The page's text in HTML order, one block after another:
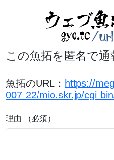
この魚拓を匿名で通
魚拓のURL： https://
007-22/mio.skr.jp/cgi-
理由 （必須）